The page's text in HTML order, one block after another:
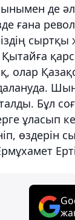
де
ғана
сыртқы
олар
Бұл
ұласып
өздерін